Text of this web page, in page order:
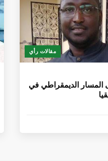
مقالات رأي
الديمقراطي في